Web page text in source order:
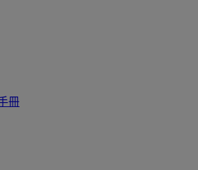
冊